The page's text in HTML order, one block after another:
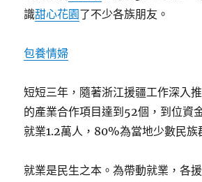
識甜心花園了不少各族朋友。
包養情婦
短短三年，隨著浙江援疆工作深入
的產業合作項目達到52個，到位資
就業1.2萬人，80%為當地少數民族
就業是民生之本。為帶動就業，各